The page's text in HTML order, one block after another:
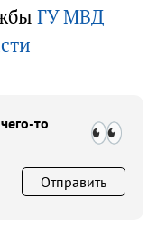
ГУ МВД
то
Отправить